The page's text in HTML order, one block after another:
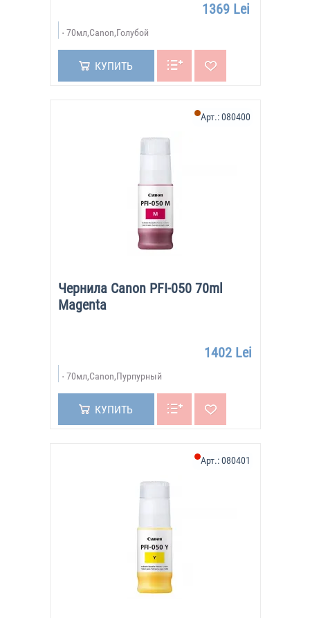
1369 Lei
70мл,Canon,Голубой
КУПИТЬ
Чернила Canon PFI-050 70ml
Magenta
Арт.:080400
1402 Lei
70мл,Canon,Пурпурный
КУПИТЬ
Арт.:080401